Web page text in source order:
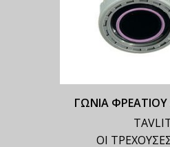
ΓΩΝΙΑ ΦΡΕΑΤΙΟΥ
ΟΙ